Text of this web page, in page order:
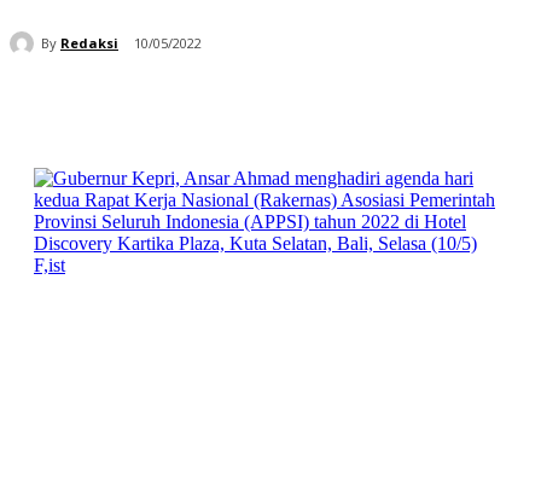
By Redaksi 10/05/2022